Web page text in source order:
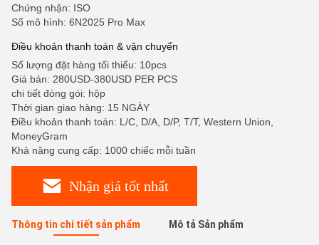
Chứng nhận: ISO
Số mô hình: 6N2025 Pro Max
Điều khoản thanh toán & vận chuyển
Số lượng đặt hàng tối thiểu: 10pcs
Giá bán: 280USD-380USD PER PCS
chi tiết đóng gói: hộp
Thời gian giao hàng: 15 NGÀY
Điều khoản thanh toán: L/C, D/A, D/P, T/T, Western Union,
MoneyGram
Khả năng cung cấp: 1000 chiếc mỗi tuần
Nhận giá tốt nhất
Thông tin chi tiết sản phẩm Mô tả Sản phẩm